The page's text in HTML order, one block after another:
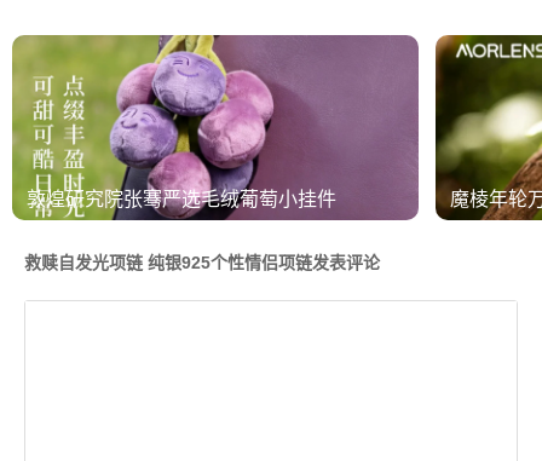
敦煌研究院张骞严选毛绒葡萄小挂件 魔棱年轮
救赎自发光项链 纯银925个性情侣项链发表评论